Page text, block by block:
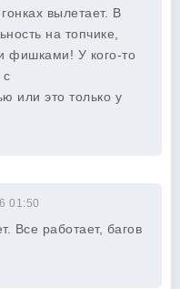
вылетает. В
на топчике,
фишками! У кого-то
или это только у
01:50
Все работает, багов